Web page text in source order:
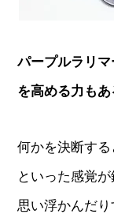
パープルラリ
を高める力もあ
何かを決断する
といった感覚
思い浮かんだ